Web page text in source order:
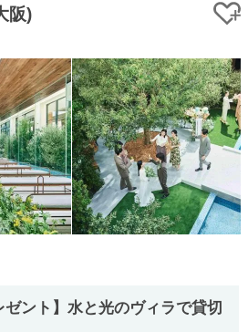
阪)
ゼント】水と光のヴィラで貸切